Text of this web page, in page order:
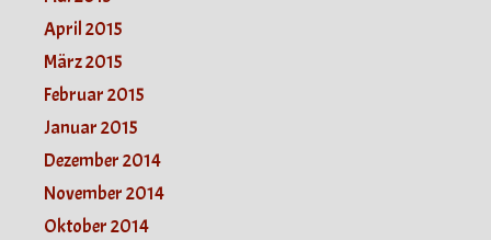
April 2015
März 2015
Februar 2015
Januar 2015
Dezember 2014
November 2014
Oktober 2014